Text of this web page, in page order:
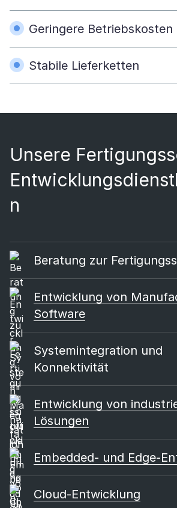
Geringere Betriebskosten
Stabile Lieferketten
Unsere
n
Beratung zur
Entwicklung von
Software
Systemintegration und
Konnektivität
Entwicklung von
Lösungen
Embedded- und Edge-
Cloud-Entwicklung